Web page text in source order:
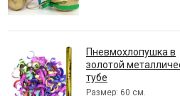
Пневмохлопушка в
золотой
тубе
Размер: 60 см.